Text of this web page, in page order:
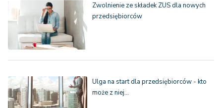
Zwolnienie ze składek ZUS dla nowych
przedsiębiorców
Ulga na start dla przedsiębiorców - kto
może z niej…